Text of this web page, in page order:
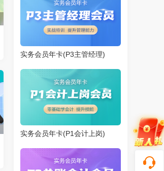
精
品
实务会员年卡(P3主管经理)
实务会员年卡(P1会计上岗)